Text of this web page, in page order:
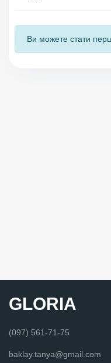
Ви можете стати
GLORIA
(097) 561-71-75
baklay.tanya@gmail.com